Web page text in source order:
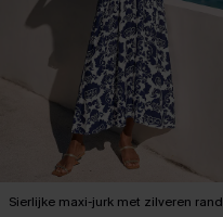
Sierlijke maxi-jurk met zilveren rand